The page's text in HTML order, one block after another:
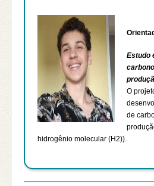
Estudo
O
de
hidrogênio molecular (H2)).